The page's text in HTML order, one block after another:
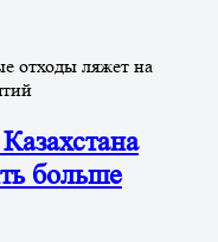
отходы ляжет на
больше